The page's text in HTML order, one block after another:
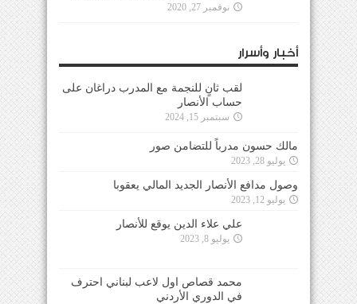
نوفمبر 27, 2020
أخبار وأسرار
لقب ثانٍ للنجمة مع المدرب دراغان على
حساب الأنصار
سبتمبر 15, 2024
مالك حسون مدرباً للتضامن صور
يوليو 28, 2023
وصول مدافع الأنصار الجديد المالي يعقوبا
يوليو 12, 2023
علي علاء الدين يوقع للأنصار
يوليو 8, 2023
محمد قصاص اول لاعب لبناني احترف
في الدوري الأردني